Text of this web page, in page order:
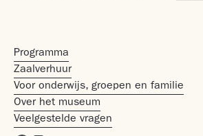
Programma
Zaalverhuur
Voor onderwijs, groepen en familie
Over het museum
Veelgestelde vragen